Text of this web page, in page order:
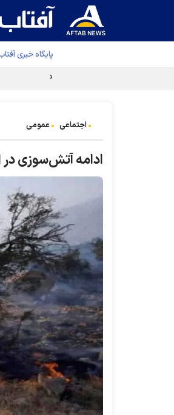
پایگاه خبری
دفتر رهبر
اجتماعی عمومی
ادامه آتش‌سوزی در